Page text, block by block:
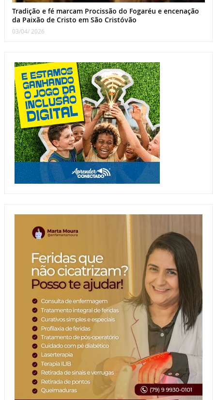
Tradição e fé marcam Procissão do Fogaréu e encenação
da Paixão de Cristo em São Cristóvão
03/04/ 2026